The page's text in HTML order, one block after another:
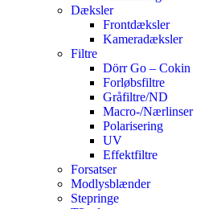
Dæksler
Frontdæksler
Kameradæksler
Filtre
Dörr Go – Cokin
Forløbsfiltre
Gråfiltre/ND
Macro-/Nærlinser
Polarisering
UV
Effektfiltre
Forsatser
Modlysblænder
Stepringe